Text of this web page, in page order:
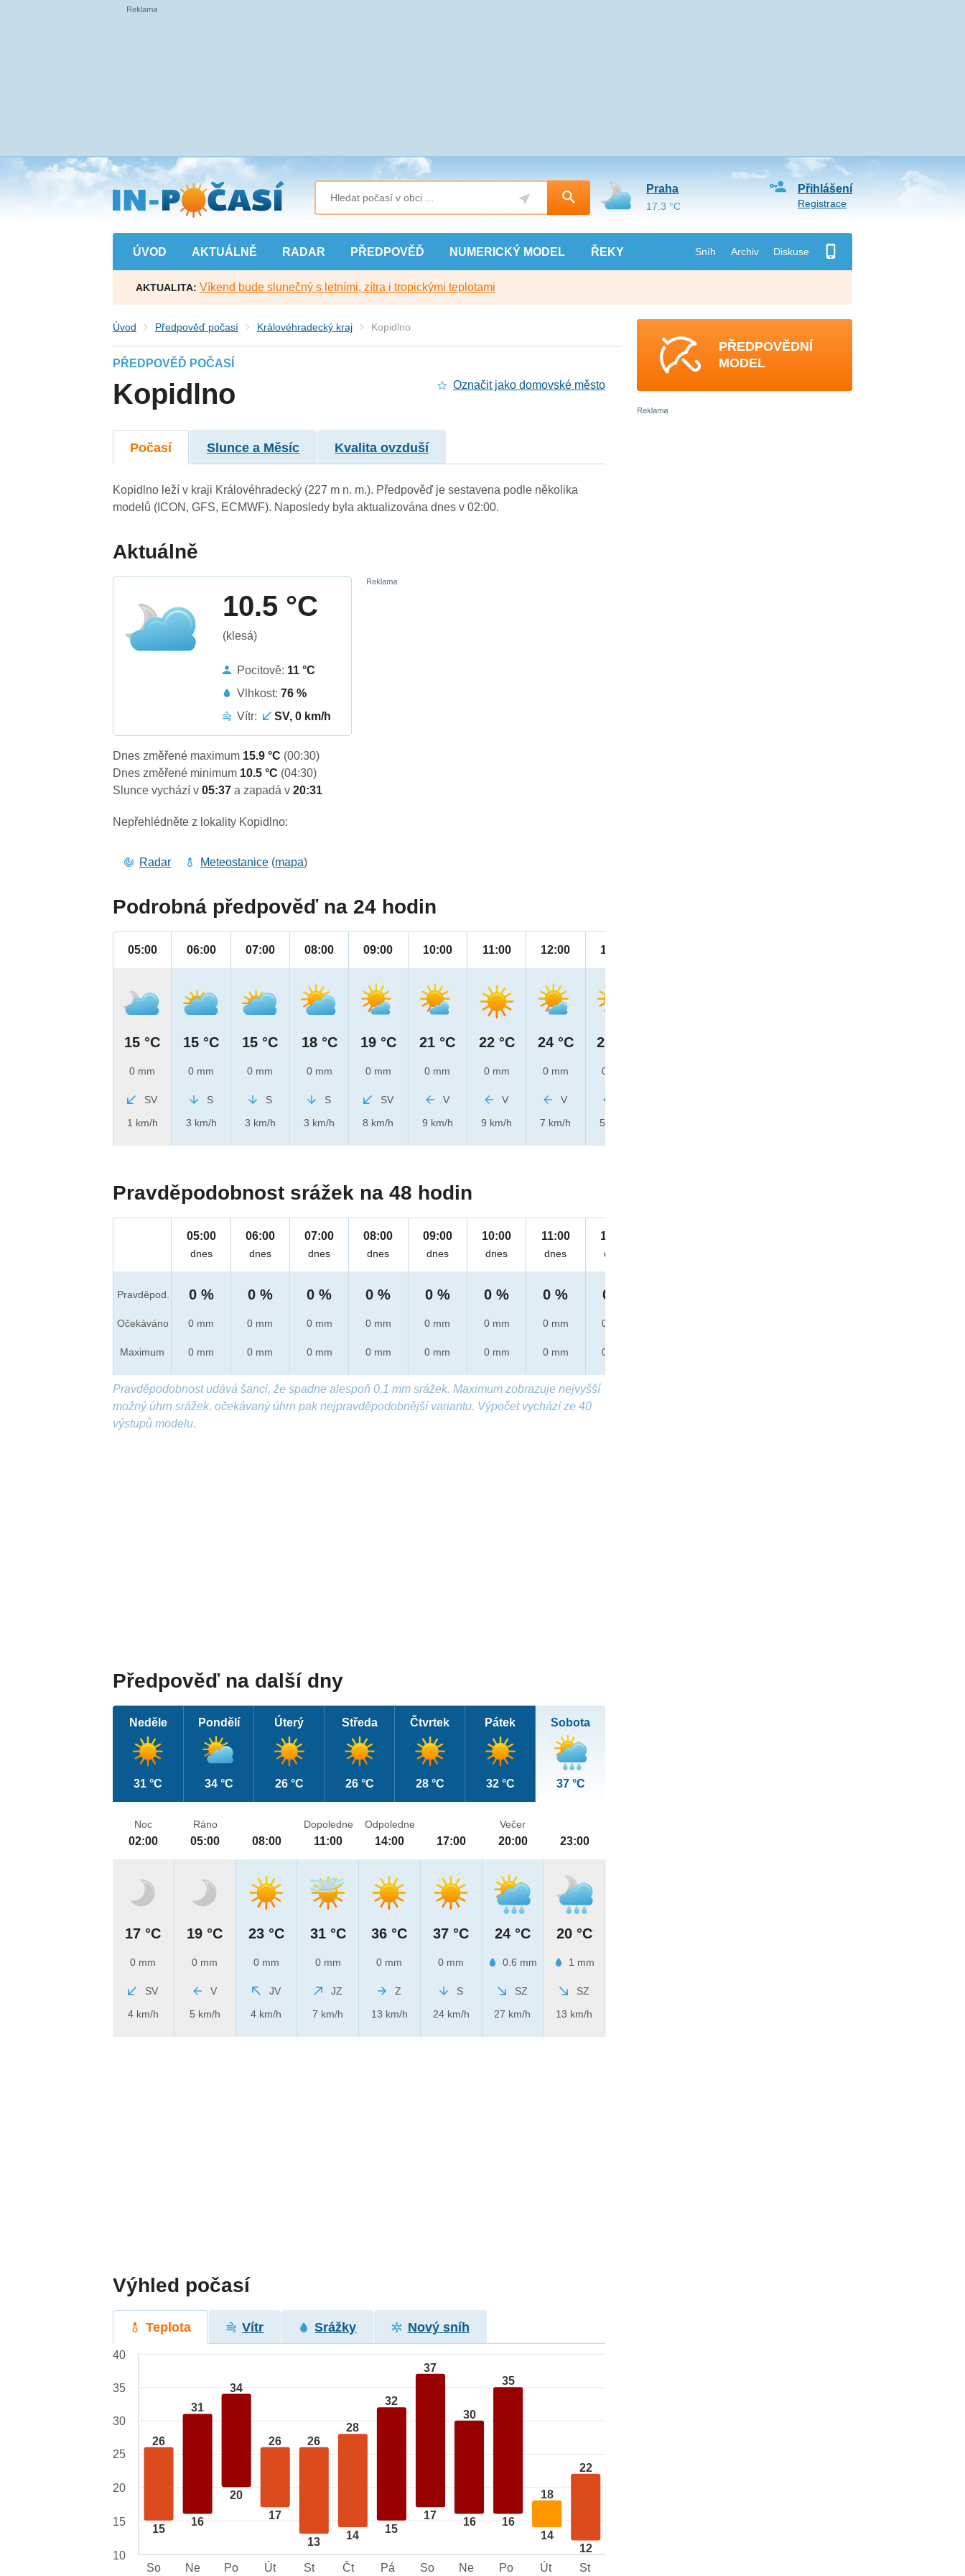
Přejít
na
hlavní
obsah
ÚVOD AKTUÁLNĚ RADAR PŘEDPOVĚĎ NUMERICKÝ MODEL ŘEKY Sníh Archiv Diskuse
Přihlášení
Registrace
Praha
17.3 °C
AKTUALITA: Víkend bude slunečný s letními, zítra i tropickými teplotami
Úvod Předpověď počasí Královéhradecký kraj Kopidlno
PŘEDPOVĚĎ POČASÍ
Kopidlno Označit jako domovské město
Počasí Slunce a Měsíc Kvalita ovzduší
Kopidlno leží v kraji Královéhradecký (227 m n. m.). Předpověď je sestavena podle několika
modelů (ICON, GFS, ECMWF). Naposledy byla aktualizována dnes v 02:00.
Aktuálně
10.5 °C
(klesá)
Pocitově: 11 °C
Vlhkost:76 %
Vítr:
SV, 0 km/h
Dnes změřené maximum 15.9 °C (00:30)
Dnes změřené minimum 10.5 °C (04:30)
Slunce vychází v05:37a zapadá v20:31
Nepřehlédněte z lokality Kopidlno:
Radar Meteostanice (mapa)
Podrobná předpověď na 24 hodin
05:00
15 °C
0 mm
SV
1 km/h
06:00
15 °C
0 mm
S
3 km/h
07:00
15 °C
0 mm
S
3 km/h
08:00
18 °C
0 mm
S
3 km/h
09:00
19 °C
0 mm
SV
8 km/h
10:00
21 °C
0 mm
V
9 km/h
11:00
22 °C
0 mm
V
9 km/h
12:00
24 °C
0 mm
V
7 km/h
13:00
25 °C
0 mm
5 km/h
Pravděpodobnost srážek na 48 hodin
Pravděpod.
Očekáváno
Maximum
05:00
dnes
0 %
0 mm
0 mm
06:00
dnes
0 %
0 mm
0 mm
07:00
dnes
0 %
0 mm
0 mm
08:00
dnes
0 %
0 mm
0 mm
09:00
dnes
0 %
0 mm
0 mm
10:00
dnes
0 %
0 mm
0 mm
11:00
dnes
0 %
0 mm
0 mm
12:00
dnes
0 %
0 mm
0 mm
Pravděpodobnost udává šanci, že spadne alespoň 0,1 mm srážek. Maximum zobrazuje nejvyšší
možný úhrn srážek, očekávaný úhrn pak nejpravděpodobnější variantu. Výpočet vychází ze 40
výstupů modelu.
Předpověď na další dny
Neděle
31 °C
Pondělí
34 °C
Úterý
26 °C
Středa
26 °C
Čtvrtek
28 °C
Pátek
32 °C
Sobota
37 °C
Noc
02:00
17 °C
0 mm
SV
4 km/h
Ráno
05:00
19 °C
0 mm
V
5 km/h
08:00
23 °C
0 mm
JV
4 km/h
Dopoledne
11:00
31 °C
0 mm
JZ
7 km/h
Odpoledne
14:00
36 °C
0 mm
Z
13 km/h
17:00
37 °C
0 mm
S
24 km/h
Večer
20:00
24 °C
0.6 mm
SZ
27 km/h
23:00
20 °C
1 mm
SZ
13 km/h
Výhled počasí
Teplota Vítr Srážky Nový sníh
26
15
31
16
34
20
26
17
26
13
28
14
32
15
37
17
30
16
35
16
18
14
22
12
40
35
30
25
20
15
10
So
Ne Po Út St Čt Pá So Ne Po Út St
PŘEDPOVĚDNÍ
MODEL